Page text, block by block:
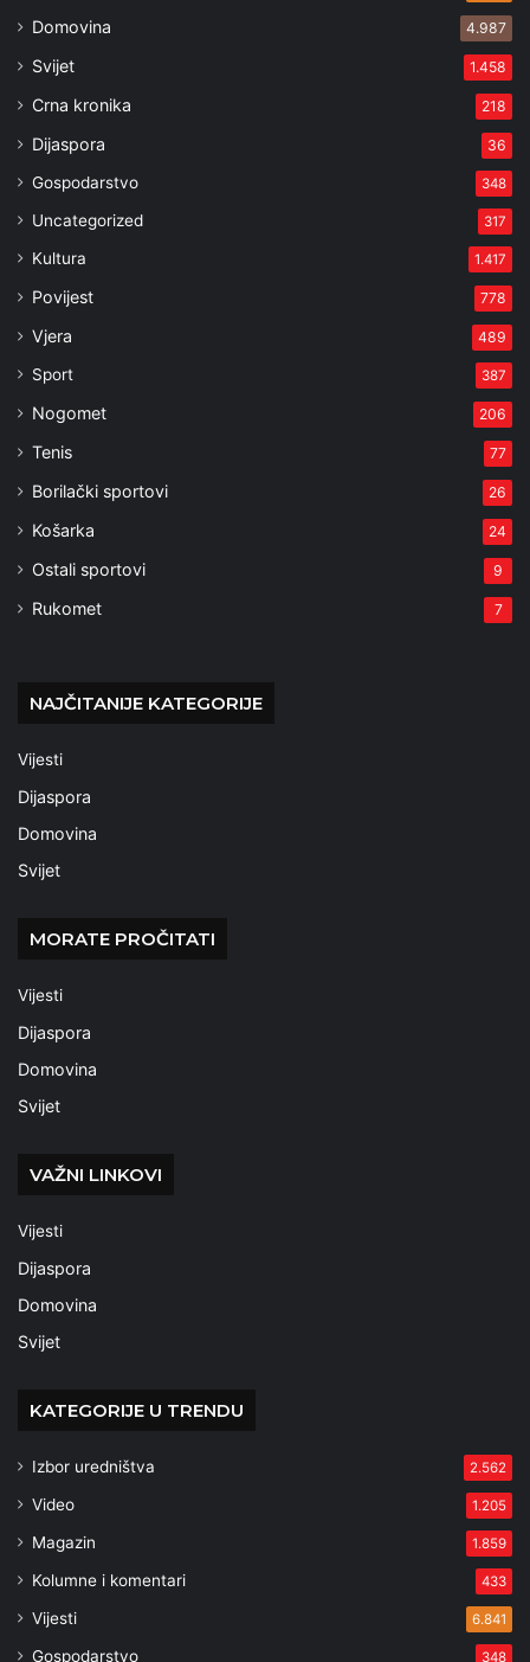
Domovina 4.987
Svijet 1.458
Crna kronika 218
Dijaspora 36
Gospodarstvo 348
Uncategorized 317
Kultura 1.417
Povijest 778
Vjera 489
Sport 387
Nogomet 206
Tenis 77
Borilački sportovi 26
Košarka 24
Ostali sportovi 9
Rukomet 7
NAJČITANIJE KATEGORIJE
Vijesti
Dijaspora
Domovina
Svijet
MORATE PROČITATI
Vijesti
Dijaspora
Domovina
Svijet
VAŽNI LINKOVI
Vijesti
Dijaspora
Domovina
Svijet
KATEGORIJE U TRENDU
Izbor uredništva 2.562
Video 1.205
Magazin 1.859
Kolumne i komentari 433
Vijesti 6.841
Gospodarstvo 348